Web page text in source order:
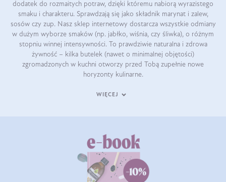
dodatek do rozmaitych potraw, dzięki któremu nabiorą wyrazistego
smaku i charakteru. Sprawdzają się jako składnik marynat i zalew,
sosów czy zup. Nasz sklep internetowy dostarcza wszystkie odmiany
w dużym wyborze smaków (np. jabłko, wiśnia, czy śliwka), o różnym
stopniu winnej intensywności. To prawdziwie naturalna i zdrowa
żywność – kilka butelek (nawet o minimalnej objętości)
zgromadzonych w kuchni otworzy przed Tobą zupełnie nowe
horyzonty kulinarne.
WIĘCEJ